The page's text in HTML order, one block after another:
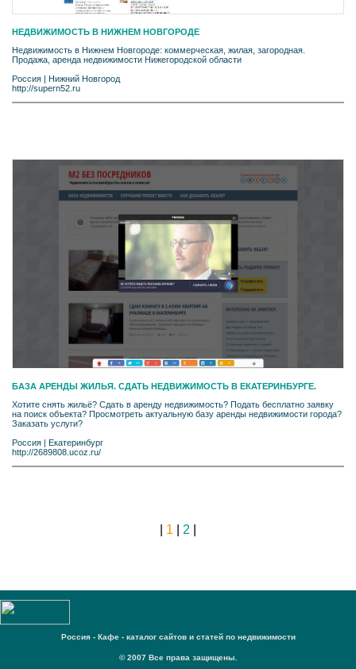
НЕДВИЖИМОСТЬ В НИЖНЕМ НОВГОРОДЕ
Недвижимость в Нижнем Новгороде: коммерческая, жилая, загородная.
Продажа, аренда недвижимости Нижегородской области
Россия | Нижний Новгород
http://supern52.ru
БАЗА АРЕНДЫ ЖИЛЬЯ. СДАТЬ НЕДВИЖИМОСТЬ В ЕКАТЕРИНБУРГЕ.
Хотите снять жильё? Сдать в аренду недвижимость? Подать бесплатно заявку
на поиск объекта? Просмотреть актуальную базу аренды недвижимости города?
Заказать услуги?
Россия
Екатеринбург
http://2689808.ucoz.ru/
1 2
Россия - Кафе - каталог сайтов и статей по недвижимости
© 2007 Все права защищены.